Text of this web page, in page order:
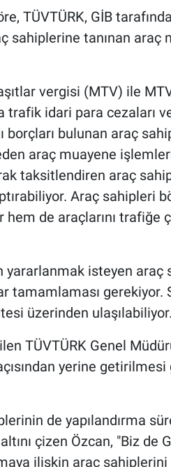
TÜVTÜRK, GİB
sahiplerine tanınan araç
vergisi (MTV) ile
trafik idari para cezaları
borçları bulunan araç
araç muayene
taksitlendiren araç
Araç sahipleri
de araçlarını trafiğe
yararlanmak isteyen araç
tamamlaması gerekiyor.
üzerinden ulaşılabiliyor.
TÜVTÜRK Genel
yerine
de yapılandırma
çizen Özcan, "Biz de
ilişkin araç